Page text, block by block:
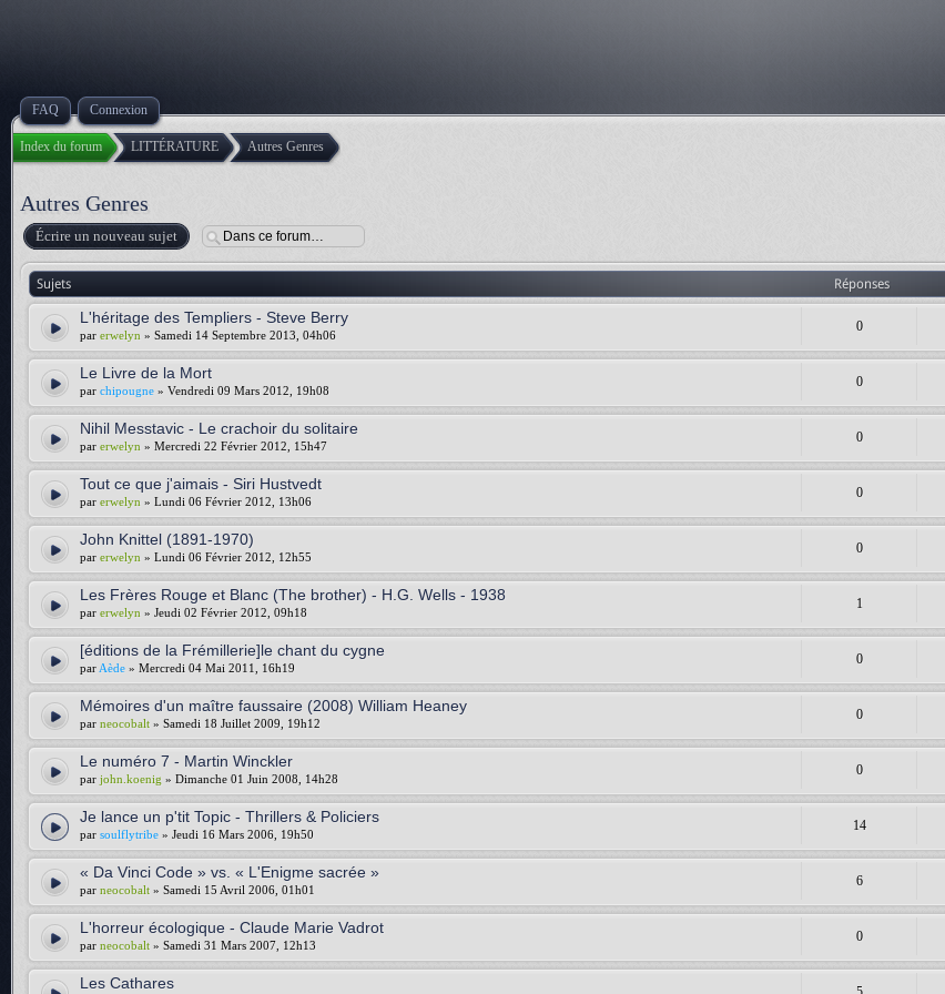
FAQ Connexion
Index du forum LITTÉRATURE Autres Genres
Autres Genres
Écrire un nouveau sujet
Sujets Réponses
L'héritage des Templiers - Steve Berry
par erwelyn » Samedi 14 Septembre 2013, 04h06
0
Le Livre de la Mort
par chipougne » Vendredi 09 Mars 2012, 19h08
0
Nihil Messtavic - Le crachoir du solitaire
par erwelyn » Mercredi 22 Février 2012, 15h47
0
Tout ce que j'aimais - Siri Hustvedt
par erwelyn » Lundi 06 Février 2012, 13h06
0
John Knittel (1891-1970)
par erwelyn » Lundi 06 Février 2012, 12h55
0
Les Frères Rouge et Blanc (The brother) - H.G. Wells - 1938
par erwelyn » Jeudi 02 Février 2012, 09h18
1
[éditions de la Frémillerie]le chant du cygne
par Aède » Mercredi 04 Mai 2011, 16h19
0
Mémoires d'un maître faussaire (2008) William Heaney
par neocobalt » Samedi 18 Juillet 2009, 19h12
0
Le numéro 7 - Martin Winckler
par john.koenig » Dimanche 01 Juin 2008, 14h28
0
Je lance un p'tit Topic - Thrillers & Policiers
par soulflytribe » Jeudi 16 Mars 2006, 19h50
14
« Da Vinci Code » vs. « L'Enigme sacrée »
par neocobalt » Samedi 15 Avril 2006, 01h01
6
L'horreur écologique - Claude Marie Vadrot
par neocobalt » Samedi 31 Mars 2007, 12h13
0
Les Cathares